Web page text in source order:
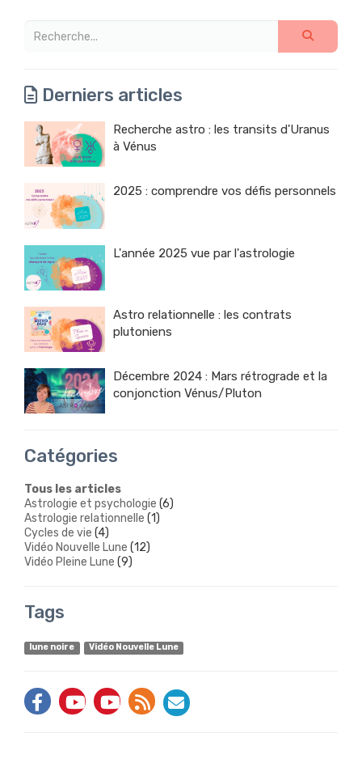
Derniers articles
Recherche astro : les transits d'Uranus
à Vénus
2025 : comprendre vos défis personnels
L'année 2025 vue par l'astrologie
Astro relationnelle : les contrats
plutoniens
Décembre 2024 : Mars rétrograde et la
conjonction Vénus/Pluton
Catégories
Tous les articles
Astrologie et psychologie (6)
Astrologie relationnelle (1)
Cycles de vie (4)
Vidéo Nouvelle Lune (12)
Vidéo Pleine Lune (9)
Tags
lune noire Vidéo Nouvelle Lune